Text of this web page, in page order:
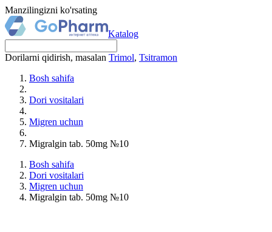
Manzilingizni ko'rsating
Katalog
Dorilarni qidirish, masalan Trimol, Tsitramon
Bosh sahifa
Dori vositalari
Migren uchun
Migralgin tab. 50mg №10
Bosh sahifa
Dori vositalari
Migren uchun
Migralgin tab. 50mg №10